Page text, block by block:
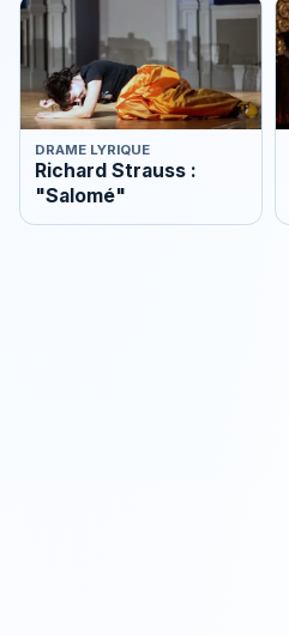
DRAME LYRIQUE
Richard Strauss :
"Salomé"